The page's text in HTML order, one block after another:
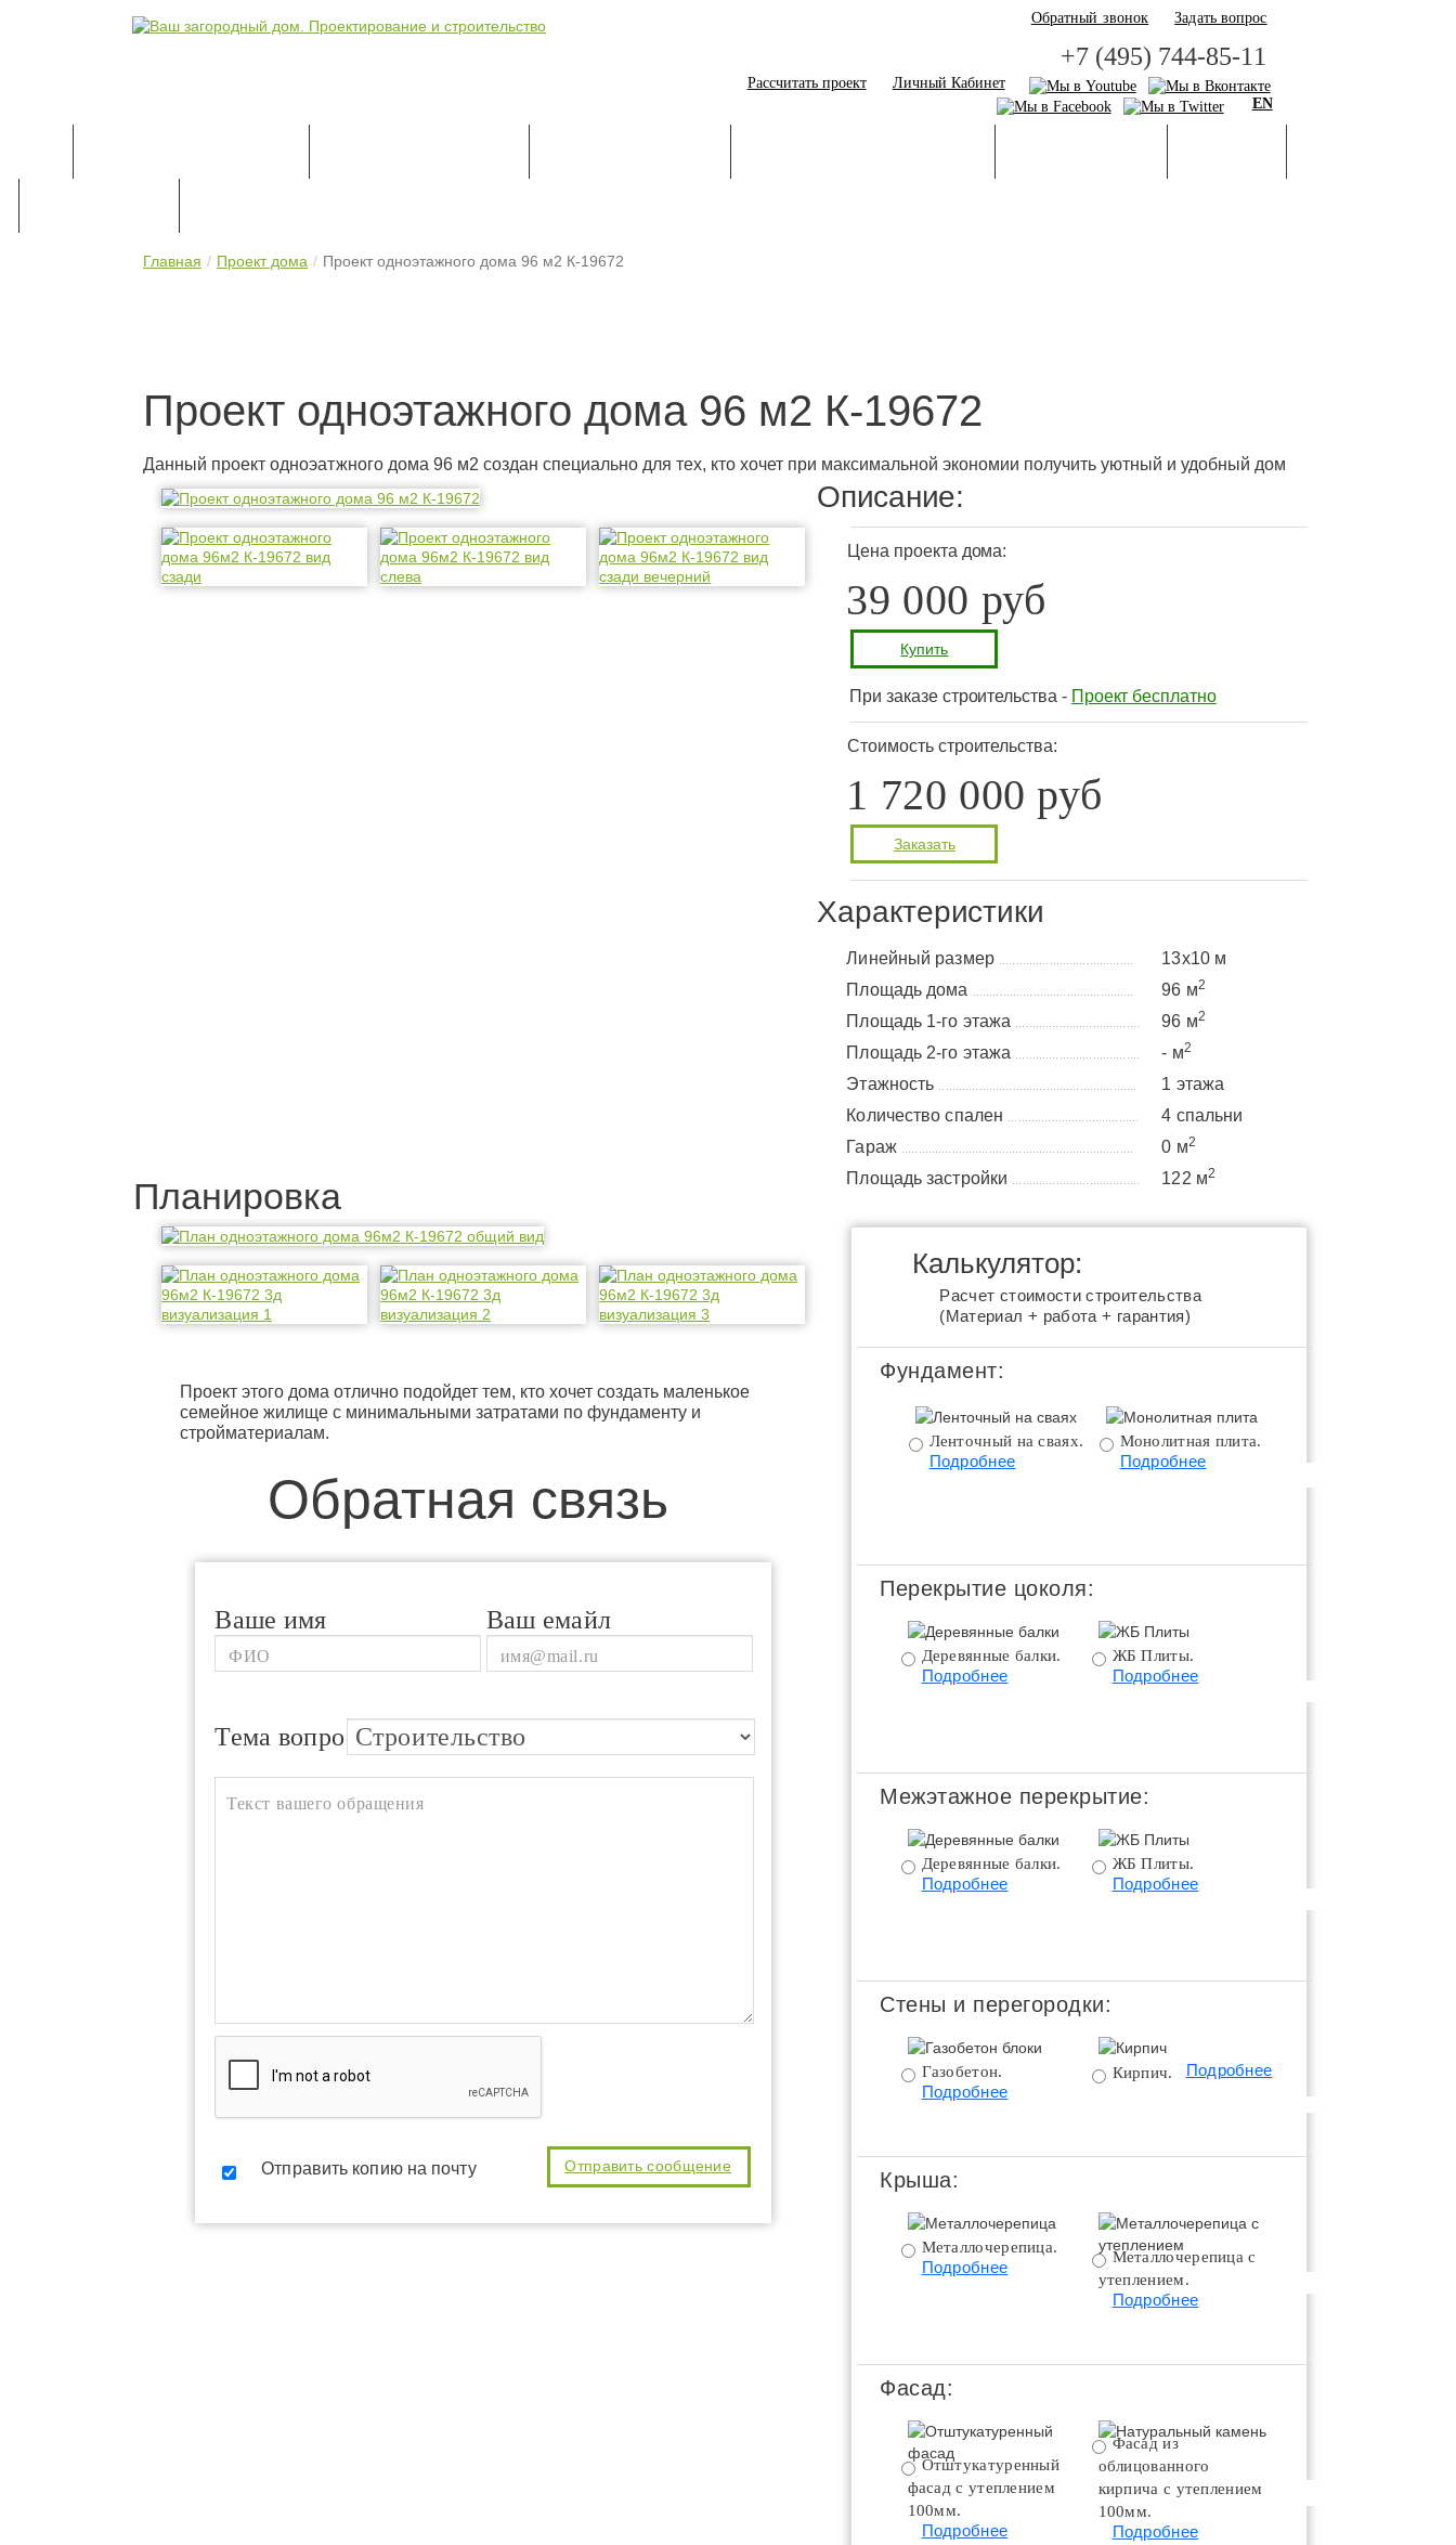
Обратный звонок Задать вопрос
+7 (495) 744-85-11
Рассчитать проект
Личный Кабинет
EN
Главная Проект дома Проект одноэтажного дома 96 м2 К-19672
Проект одноэтажного дома 96 м2 К-19672
Данный проект одноэатжного дома 96 м2 создан специально для тех, кто хочет при максимальной экономии получить уютный и удобный дом
Описание:
Цена проекта дома:
39 000 руб
Купить
При заказе строительства - Проект бесплатно
Стоимость строительства:
1 720 000 руб
Заказать
Характеристики
Линейный размер
13x10 м
Площадь дома
96 м2
Площадь 1-го этажа 96 м2
Площадь 2-го этажа - м2
Этажность
1 этажа
Количество спален
4 спальни
Гараж
0 м2
Площадь застройки 122 м2
Планировка
Проект этого дома отлично подойдет тем, кто хочет создать маленькое
семейное жилище с минимальными затратами по фундаменту и
стройматериалам.
Обратная связь
Ваше имя Ваш емайл
Тема вопроса
Отправить копию на почту
Калькулятор:
Расчет стоимости строительства
(Материал + работа + гарантия)
Фундамент:
Ленточный на сваях.
Подробнее
Монолитная плита.
Подробнее
Подробнее
Перекрытие цоколя:
Деревянные балки.
Подробнее
ЖБ Плиты.
Подробнее
Подробнее
Межэтажное перекрытие:
Деревянные балки.
Подробнее
ЖБ Плиты.
Подробнее
Подробнее
Стены и перегородки:
Газобетон.
Подробнее
Кирпич. Подробнее
Крыша:
Металлочерепица.
Подробнее
Металлочерепица с
утеплением.
Подробнее Подробнее
Фасад:
Отштукатуренный
фасад с утеплением
100мм.
Подробнее
Фасад из
облицованного
кирпича с утеплением
100мм.
Подробнее